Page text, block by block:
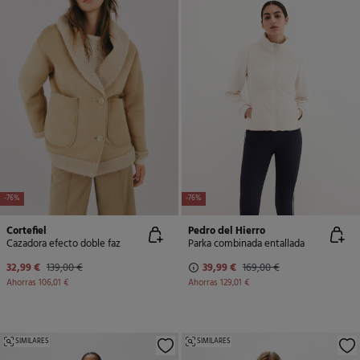
-76%
Cortefiel
Cazadora efecto doble faz
32,99 € 139,00 €
Ahorras 106,01 €
-76%
Pedro del Hierro
Parka combinada entallada
39,99 € 169,00 €
Ahorras 129,01 €
SIMILARES SIMILARES